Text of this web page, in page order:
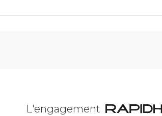
L'engagement